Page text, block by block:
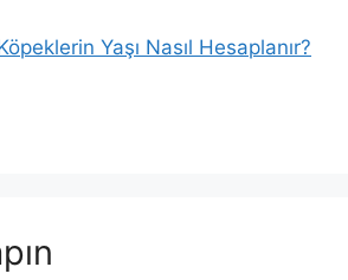
Yaşı Nasıl Hesaplanır?